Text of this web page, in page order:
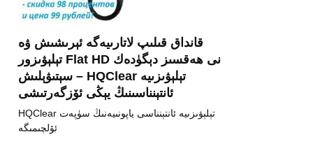
قانداق قىلىپ لاتارىيەگە ئېرىشىش ۋە
تېلېۋىزور Flat HD نى ھەقسىز دېگۈدەك
سېتىۋېلىش – HQClear تېلېۋىزىيە
ئانتېنناسىنىڭ يېڭى ئۆزگەرتىشى
HQClear تېلېۋىزىيە ئانتېنناسى ياپونىيەنىڭ سۈپەت
ئۆلچىمىگە